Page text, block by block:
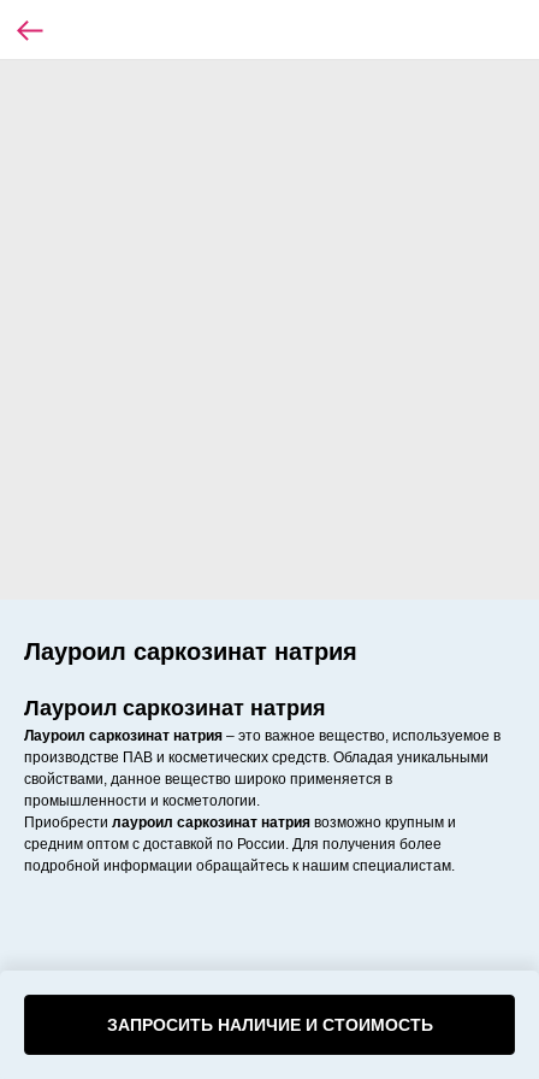
Лауроил саркозинат натрия
ЗАПРОСИТЬ НАЛИЧИЕ И СТОИМОСТЬ
Лауроил саркозинат натрия
Лауроил саркозинат натрия – это важное вещество, используемое в
производстве ПАВ и косметических средств. Обладая уникальными
свойствами, данное вещество широко применяется в
промышленности и косметологии.
Приобрести лауроил саркозинат натрия возможно крупным и
средним оптом с доставкой по России. Для получения более
подробной информации обращайтесь к нашим специалистам.